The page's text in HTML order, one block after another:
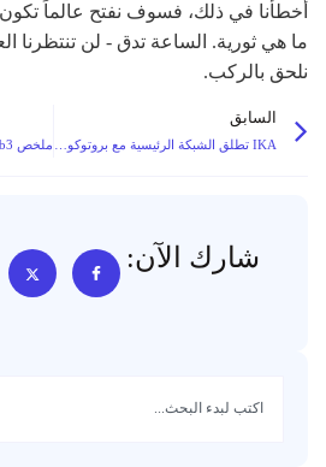
أخطأنا في ذلك، فسوف نفتح عالماً تكون
ما هي ثورية. الساعة تدق - لن تنتظرنا
نلحق بالركب.
السابق
IKA تطلق الشبكة الرئيسية مع بروتوكول 2PC-MPC: حل محتمل لمشكلة تجزئة البلوك تشين والتحديات المشتركة بين السلاسل
شارك الآن: